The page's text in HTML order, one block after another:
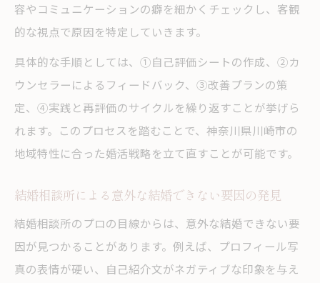
容やコミュニケーションの癖を細かくチェックし、客観
的な視点で原因を特定していきます。
具体的な手順としては、①自己評価シートの作成、②カ
ウンセラーによるフィードバック、③改善プランの策
定、④実践と再評価のサイクルを繰り返すことが挙げら
れます。このプロセスを踏むことで、神奈川県川崎市の
地域特性に合った婚活戦略を立て直すことが可能です。
結婚相談所による意外な結婚できない要因の発見
結婚相談所のプロの目線からは、意外な結婚できない要
因が見つかることがあります。例えば、プロフィール写
真の表情が硬い、自己紹介文がネガティブな印象を与え